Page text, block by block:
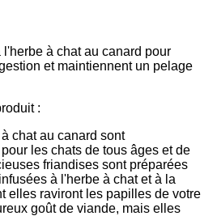
à chat au canard pour
et maintiennent un pelage
:
chat au canard sont
les chats de tous âges et de
friandises sont préparées
à l'herbe à chat et à la
elles raviront les papilles de votre
goût de viande, mais elles